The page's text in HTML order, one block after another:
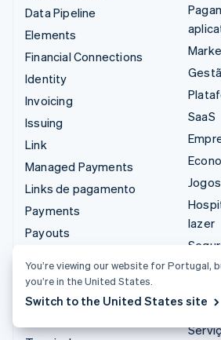
Data Pipeline
Elements
Financial Connections
Identity
Invoicing
Issuing
Link
Managed Payments
Links de pagamento
Payments
Payouts
Revenue Recognition
Stripe Sigma
SaaS
Jogos
lazer
You’re viewing our website for Portugal,
you’re in the United States.
Switch to the United States site